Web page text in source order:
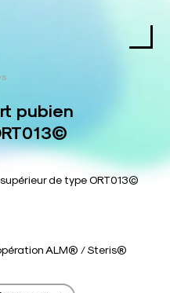
pubien
de type ORT013©
ALM® / Steris®